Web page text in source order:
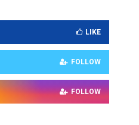
LIKE
FOLLOW
FOLLOW